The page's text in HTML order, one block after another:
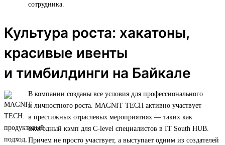
сотрудника.
Культура роста: хакатоны,
красивые ивенты
и тимбилдинги на Байкале
В компании созданы все условия для профессионального
и личностного роста. MAGNIT TECH активно участвует
в престижных отраслевых мероприятиях — таких как
ежегодный кэмп для C-level специалистов в IT South HUB.
Причем не просто участвует, а выступает одним из создателей